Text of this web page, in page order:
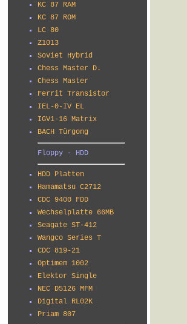
KC 87 RAM
KC 87 ROM
LC 80
Z1013
Soviet Hybrid
Chess Master D.
Chess Master
Ferrit Transistor
IEL-0-IV EL
IGV1-16 Matrix
BACH Türgong
Floppy - HDD
HDD Platten
Hamamatsu C2712
CDC 9400 FDD
Wechselplatte 66MB
Seagate ST-412
Wangco Series T
CDC 819-21
Optimem 1002
Elektor Single
NEC D5126 MFM
Digital RL02K
Priam 807